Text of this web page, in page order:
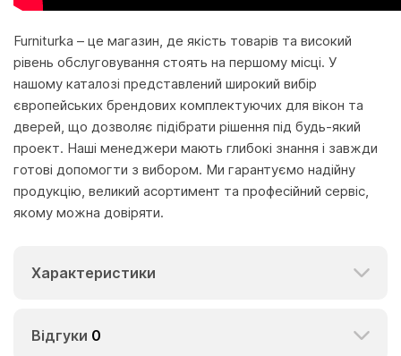
Furniturka – це магазин, де якість товарів та високий
рівень обслуговування стоять на першому місці. У
нашому каталозі представлений широкий вибір
європейських брендових комплектуючих для вікон та
дверей, що дозволяє підібрати рішення під будь-який
проект. Наші менеджери мають глибокі знання і завжди
готові допомогти з вибором. Ми гарантуємо надійну
продукцію, великий асортимент та професійний сервіс,
якому можна довіряти.
Характеристики
Відгуки 0